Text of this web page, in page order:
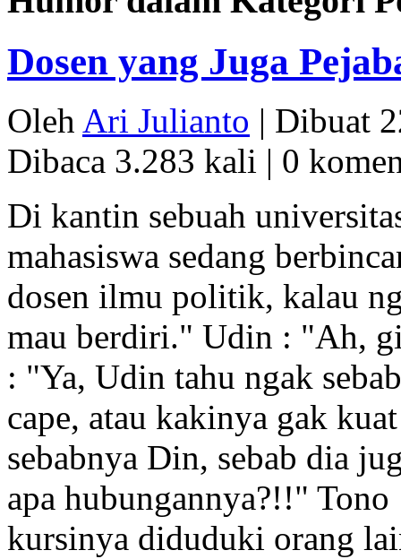
Dosen yang Juga
Oleh Ari Julianto | Dibuat
Dibaca 3.283 kali | 0
Di kantin sebuah
mahasiswa sedang
dosen ilmu politik, kalau
mau berdiri." Udin : "Ah,
: "Ya, Udin tahu ngak
cape, atau kakinya gak
sebabnya Din, sebab dia
apa hubungannya?!!"
kursinya diduduki orang